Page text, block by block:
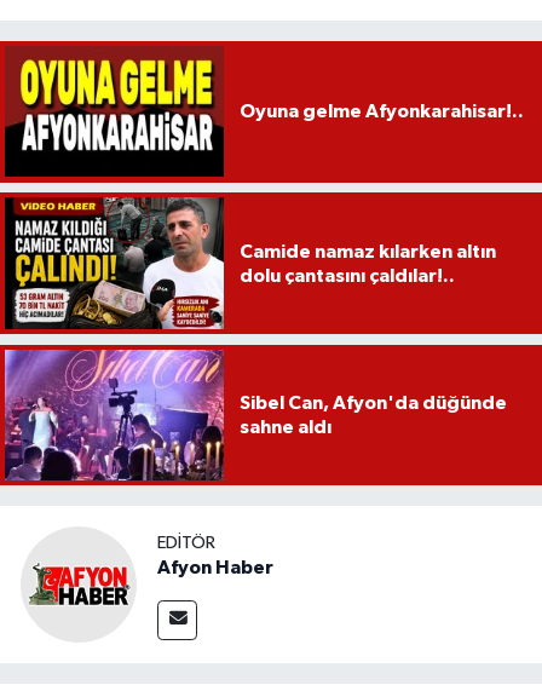
Oyuna gelme Afyonkarahisar!..
Camide namaz kılarken altın
dolu çantasını çaldılar!..
Sibel Can, Afyon'da düğünde
sahne aldı
EDITÖR
Afyon Haber